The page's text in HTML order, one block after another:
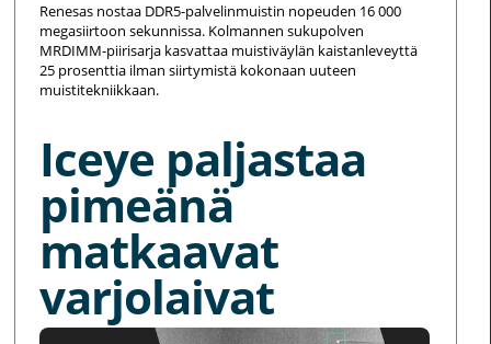
Renesas nostaa DDR5-palvelinmuistin nopeuden 16 000
megasiirtoon sekunnissa. Kolmannen sukupolven
MRDIMM-piirisarja kasvattaa muistiväylän kaistanleveyttä
25 prosenttia ilman siirtymistä kokonaan uuteen
muistitekniikkaan.
Iceye paljastaa
pimeänä
matkaavat
varjolaivat